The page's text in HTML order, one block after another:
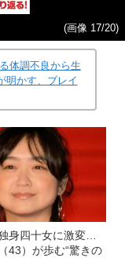
(画像 17/20)
体調不良から生
明かす、ブレイ
身四十女に激変…
43）が歩む“驚きの